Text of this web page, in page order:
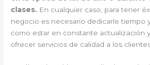
clases. En cualquier caso, para tener
negocio es necesario dedicarle tiempo
como estar en constante actualización
ofrecer servicios de calidad a los